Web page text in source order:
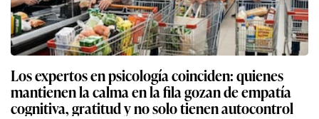
Los expertos en psicología coinciden: quienes
mantienen la calma en la fila gozan de empatía
cognitiva, gratitud y no solo tienen autocontrol